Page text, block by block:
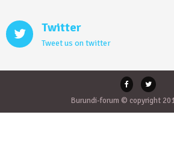
Twitter
Tweet us on twitter
Burundi-forum © copyright